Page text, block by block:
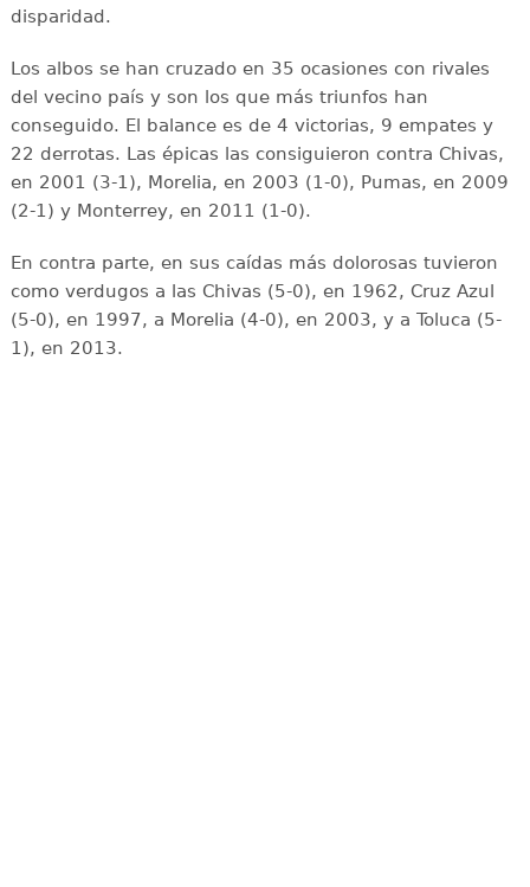
disparidad.
Los albos se han cruzado en 35 ocasiones con rivales
del vecino país y son los que más triunfos han
conseguido. El balance es de 4 victorias, 9 empates y
22 derrotas. Las épicas las consiguieron contra Chivas,
en 2001 (3-1), Morelia, en 2003 (1-0), Pumas, en 2009
(2-1) y Monterrey, en 2011 (1-0).
En contra parte, en sus caídas más dolorosas tuvieron
como verdugos a las Chivas (5-0), en 1962, Cruz Azul
(5-0), en 1997, a Morelia (4-0), en 2003, y a Toluca (5-
1), en 2013.